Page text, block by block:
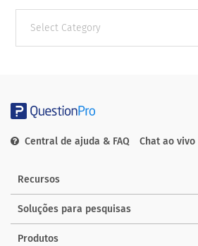
categories
Central de ajuda & FAQ Chat ao vivo
Recursos
Soluções para pesquisas
Produtos